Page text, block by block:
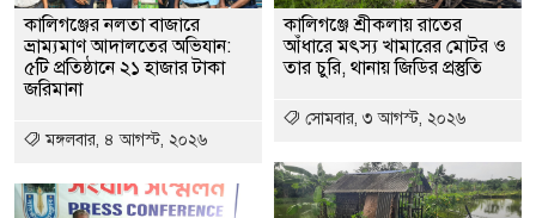
কালিগঞ্জের নলতা বাজারে
ভ্রাম্যমাণ আদালতের অভিযান:
৫টি প্রতিষ্ঠানে ২১ হাজার টাকা
জরিমানা
মঙ্গলবার, ৪ আগস্ট, ২০২৬
কালিগঞ্জে শ্রীকলায় রাতের
আঁধারে মৎস্য খামারের মোটর ও
তার চুরি, থানায় জিডির প্রস্তুতি
সোমবার, ৩ আগস্ট, ২০২৬